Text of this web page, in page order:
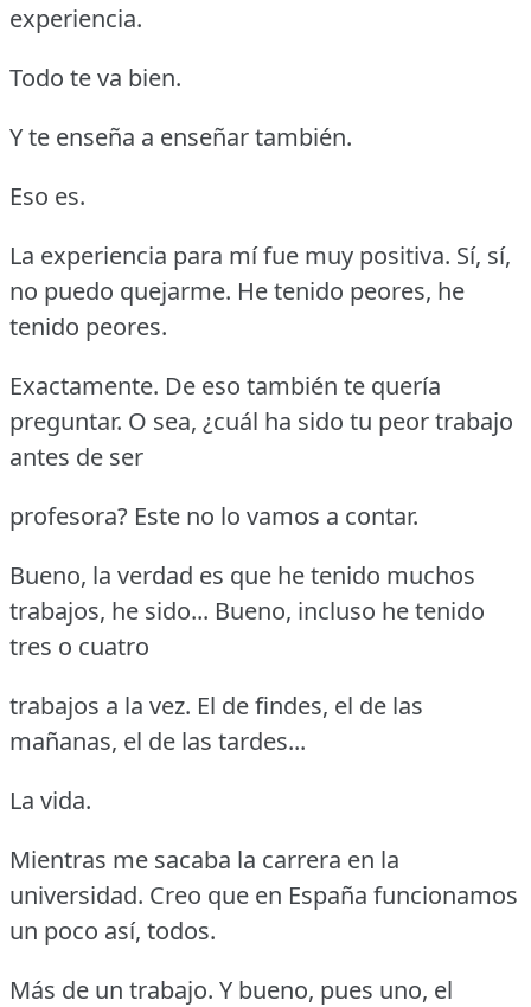
experiencia.
Todo te va bien.
Y te enseña a enseñar también.
Eso es.
La experiencia para mí fue muy positiva. Sí, sí,
no puedo quejarme. He tenido peores, he
tenido peores.
Exactamente. De eso también te quería
preguntar. O sea, ¿cuál ha sido tu peor trabajo
antes de ser
profesora? Este no lo vamos a contar.
Bueno, la verdad es que he tenido muchos
trabajos, he sido... Bueno, incluso he tenido
tres o cuatro
trabajos a la vez. El de findes, el de las
mañanas, el de las tardes...
La vida.
Mientras me sacaba la carrera en la
universidad. Creo que en España funcionamos
un poco así, todos.
Más de un trabajo. Y bueno, pues uno, el